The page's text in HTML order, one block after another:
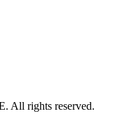
All rights reserved.